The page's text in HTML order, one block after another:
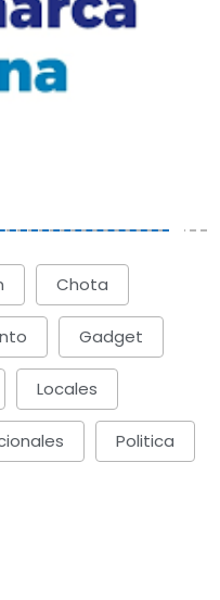
Chota
Gadget
Locales
Politica